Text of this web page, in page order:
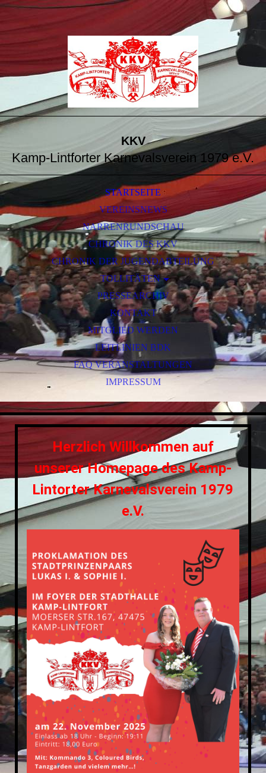
KKV
Kamp-Lintforter Karnevalsverein 1979 e.V.
STARTSEITE
VEREINSNEWS
NARRENRUNDSCHAU
CHRONIK DES KKV
CHRONIK DER JUGENDABTEILUNG
TOLLITÄTEN
TOLLITÄTEN DER STADT
TOLLITÄTEN DER JUGEND
PRESSEARCHIV
KONTAKT
MITGLIED WERDEN
LEITLINIEN BDK
FAQ VERANSTALTUNGEN
IMPRESSUM
Herzlich Willkommen auf
unserer Homepage des Kamp-
Lintorter Karnevalsverein 1979
e.V.